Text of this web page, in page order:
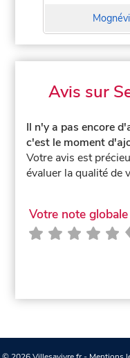
Avis sur
Il n'y a pas encore
c'est le moment
Votre avis est
évaluer la qualité de
Votre note globale